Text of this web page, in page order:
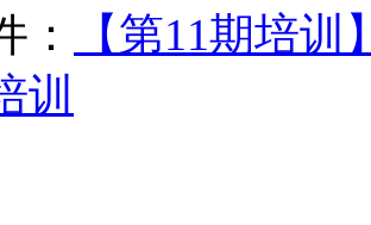
：
【第11期培
训